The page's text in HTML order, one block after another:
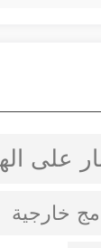
على
خارجية